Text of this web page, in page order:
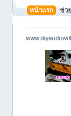
หน้าแรก ช่ว